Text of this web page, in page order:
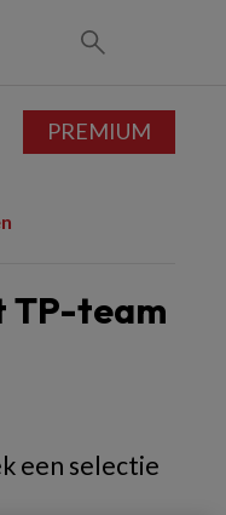
TP-team
een selectie
PREMIUM